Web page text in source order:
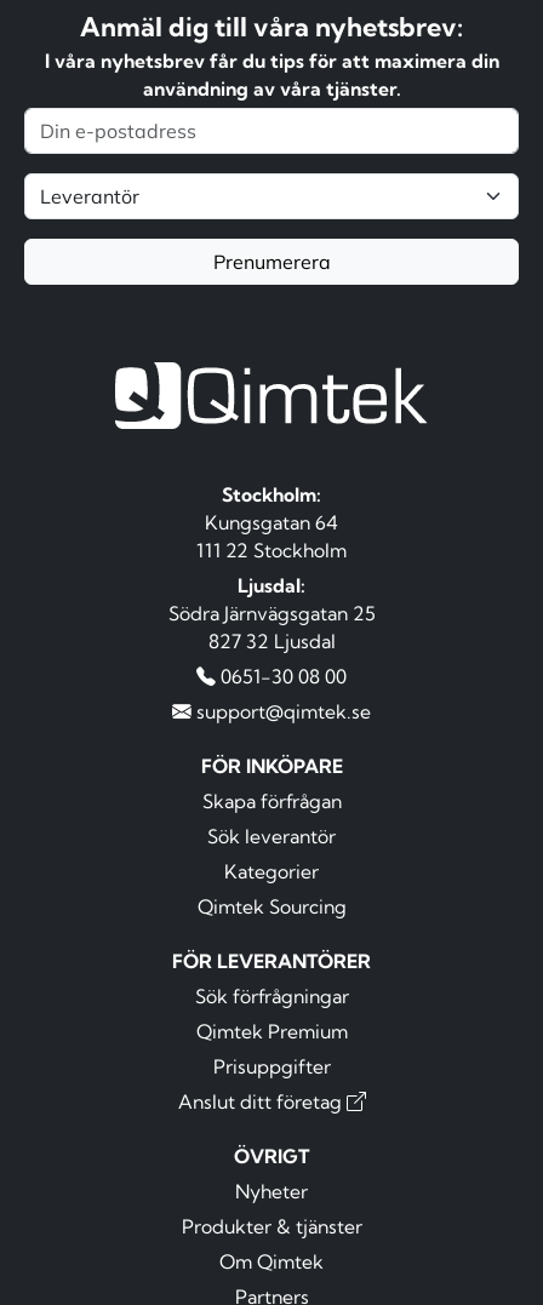
Anmäl dig till våra nyhetsbrev:
I våra nyhetsbrev får du tips för att maximera din
användning av våra tjänster.
Prenumerera
Stockholm:
Kungsgatan 64
111 22 Stockholm
Ljusdal:
Södra Järnvägsgatan 25
827 32 Ljusdal
0651-30 08 00
support@qimtek.se
FÖR INKÖPARE
Skapa förfrågan
Sök leverantör
Kategorier
Qimtek Sourcing
FÖR LEVERANTÖRER
Sök förfrågningar
Qimtek Premium
Prisuppgifter
Anslut ditt företag
ÖVRIGT
Nyheter
Produkter & tjänster
Om Qimtek
Partners